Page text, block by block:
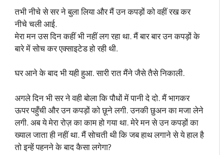
तभी नीचे से सर ने बुला लिया और मैं उन कपड़ों को वहीं रख कर
नीचे चली आई.
मेरा मन उस दिन कहीं भी नहीं लग रहा था. मैं बार बार उन कपड़ों के
बारे में सोच कर एक्साइटेड हो रही थी.
घर आने के बाद भी यही हुआ. सारी रात मैंने जैसे तैसे निकाली.
अगले दिन भी सर ने वही बोला कि पौधों में पानी दे दो. मैं भागकर
ऊपर पहुँची और उन कपड़ों को छूने लगी. उनकी छुअन का मजा लेने
लगी. अब ये मेरा रोज़ का काम हो गया था. मेरे मन से उन कपड़ों का
ख्याल जाता ही नहीं था. मैं सोचती थी कि जब हाथ लगाने से ये हाल है
तो इन्हें पहनने के बाद कैसा लगेगा?